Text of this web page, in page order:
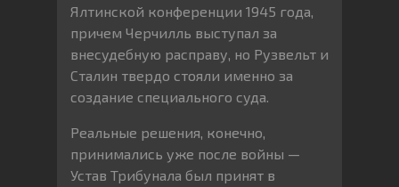
Ялтинской конференции 1945 года,
причем Черчилль выступал за
внесудебную расправу, но Рузвельт и
Сталин твердо стояли именно за
создание специального суда.
Реальные решения, конечно,
принимались уже после войны —
Устав Трибунала был принят в